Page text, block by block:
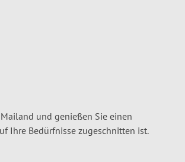
und genießen Sie einen
Ihre Bedürfnisse zugeschnitten ist.